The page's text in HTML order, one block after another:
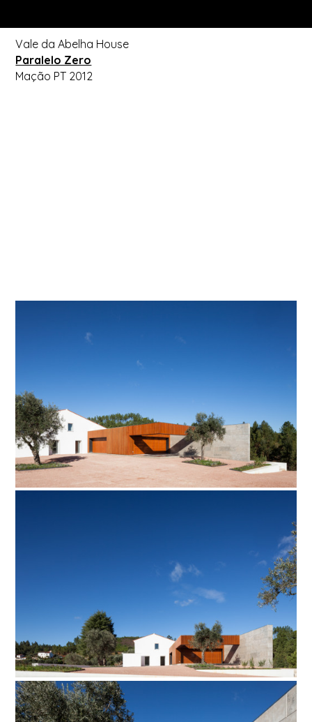
Vale da Abelha House
Paralelo Zero
Mação PT 2012